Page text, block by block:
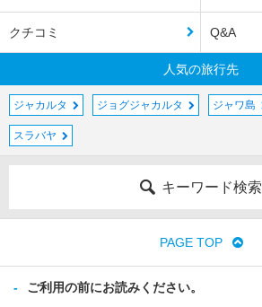
クチコミ Q&A
人気の旅行先
ジャカルタ ジョグジャカルタ ジャワ島
スラバヤ
キーワード検索
PAGE TOP
ご利用の前にお読みください。